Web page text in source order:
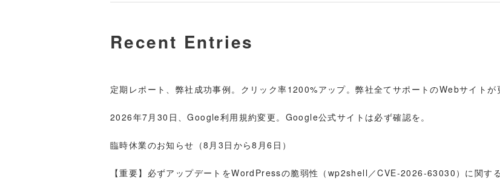
Recent Entries
定期レポート、弊社成功事例。クリック率1200%アップ。弊社全てサポートのWebサイトが
2026年7月30日、Google利用規約変更。Google公式サイトは必ず確認を。
臨時休業のお知らせ（8月3日から8月6日）
【重要】必ずアップデートをWordPressの脆弱性（wp2shell／CVE-2026-63030）に関す